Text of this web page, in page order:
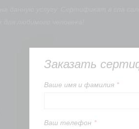
Заказать
Вашe имя и фамилия *
Ваш телефон *